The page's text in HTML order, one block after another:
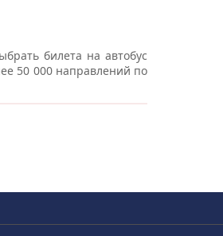
билета на автобус
50 000 направлений по